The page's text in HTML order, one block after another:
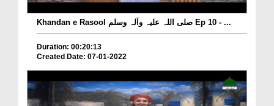
Khandan e Rasool صلی اللہ علیہ وآلہ وسلم Ep 10 - ...
Duration: 00:20:13
Created Date: 07-01-2022